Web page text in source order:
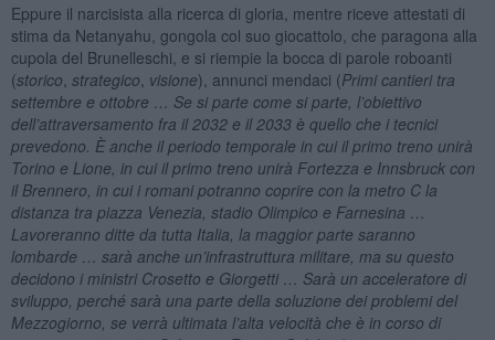
Eppure il narcisista alla ricerca di gloria, mentre riceve attestati di
stima da Netanyahu, gongola col suo giocattolo, che paragona alla
cupola del Brunelleschi, e si riempie la bocca di parole roboanti
(storico strategico visione), annunci mendaci (Primi cantieri tra
settembre e ottobre … Se si parte come si parte, l’obiettivo
dell’attraversamento fra il 2032 e il 2033 è quello che i tecnici
prevedono. È anche il periodo temporale in cui il primo treno unirà
Torino e Lione, in cui il primo treno unirà Fortezza e Innsbruck con
il Brennero, in cui i romani potranno coprire con la metro C la
distanza tra piazza Venezia, stadio Olimpico e Farnesina …
Lavoreranno ditte da tutta Italia, la maggior parte saranno
lombarde … sarà anche un’infrastruttura militare, ma su questo
decidono i ministri Crosetto e Giorgetti … Sarà un acceleratore di
sviluppo, perché sarà una parte della soluzione dei problemi del
Mezzogiorno, se verrà ultimata l’alta velocità che è in corso di